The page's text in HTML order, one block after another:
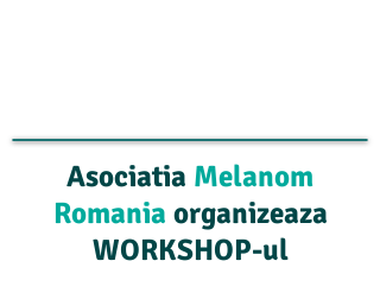
Asociatia Melanom
Romania organizeaza
WORKSHOP-ul